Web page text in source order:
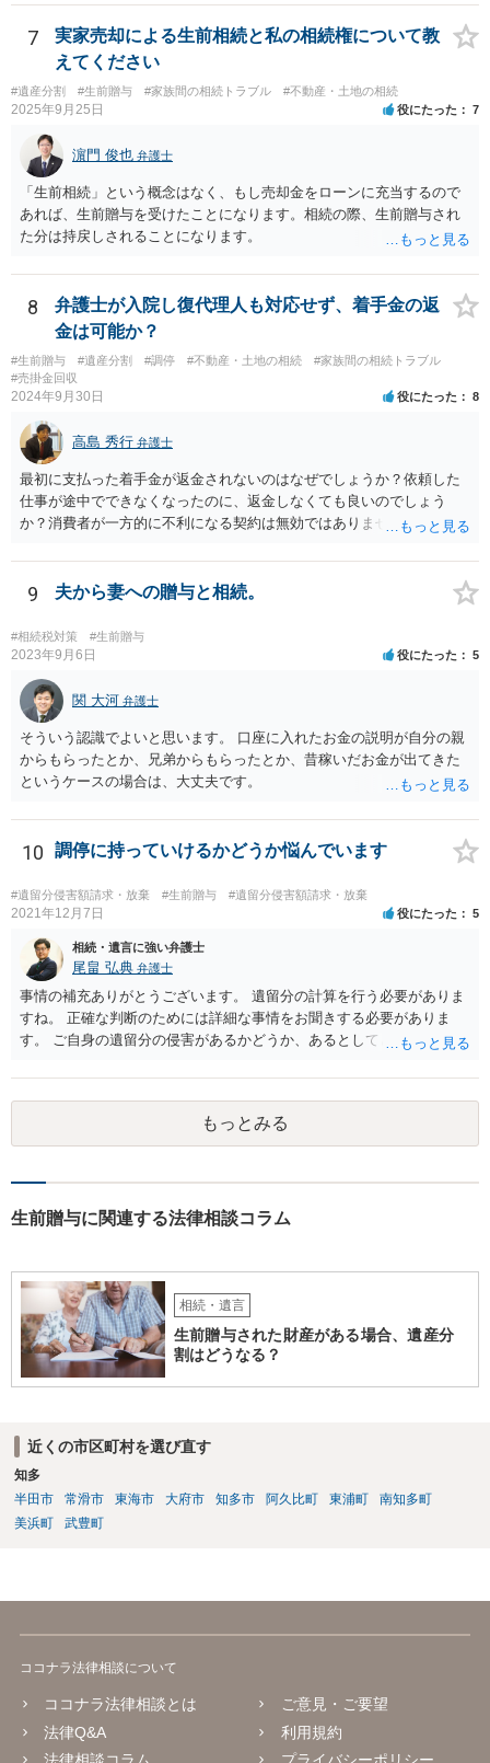
法として考えられるものとしては、 ①信託（家族信託・目的信託） 財
産を信託口に移し、受託者（信頼できる友人や専門職）に管理させ、
・生存中はあなたの生活費・介護費に優先充当 ・残余を友人や慈善団
体へ と使途を厳格に指定。相続ではなく信託帰属になるため、子の関
与を大きく排除できます。 ②遺言＋生命保険の組合せ 生活資金は手元
に残し、余剰資金で受取人を友人・団体にした保険を活用。保険金は
相続財産とは別枠で、遺留分対策にも有効と思われます。 ③負担付死
因贈与 「介護・見守り等を条件に、死亡時に財産を渡す」契約。条件
不履行なら無効にでき、老後の安心を担保できます。 ④ 寄附予約＋解
除条件 慈善団体への寄附を予約しつつ、資金不足時は解除できる条項
を設定。 などがあり得るかと思われます。
7
実家売却による生前相続と私の相続権について教
えてください
#遺産分割 #生前贈与 #家族間の相続トラブル #不動産・土地の相続
2025年9月25日 役にたった 7
濵門 俊也 弁護士
「生前相続」という概念はなく、もし売却金をローンに充当するので
あれば、生前贈与を受けたことになります。相続の際、生前贈与され
た分は持戻しされることになります。
8
弁護士が入院し復代理人も対応せず、着手金の返
金は可能か？
#生前贈与 #遺産分割 #調停 #不動産・土地の相続
#家族間の相続トラブル
#売掛金回収
2024年9月30日 役にたった 8
高島 秀行 弁護士
最初に支払った着手金が返金されないのはなぜでしょうか？依頼した
仕事が途中でできなくなったのに、返金しなくても良いのでしょう
か？消費者が一方的に不利になる契約は無効ではありませんか？
務があると思います。 倒れた弁護士が所属する弁護士会に相談さ
れた方がよいと思います。 倒れた弁護士は脳梗塞で倒れたようで
すが、 判断能力があり、復代理を倒れた弁護士の判断で復代理を
選任したのか 即ち、復代理人の選任は有効なのかという問題もあ
ると思います。
9 夫から妻への贈与と相続。
#相続税対策 #生前贈与
2023年9月6日 役にたった 5
関 大河 弁護士
そういう認識でよいと思います。 口座に入れたお金の説明が自分の親
からもらったとか、兄弟からもらったとか、昔稼いだお金が出てきた
というケースの場合は、大丈夫です。
10 調停に持っていけるかどうか悩んでいます
#遺留分侵害額請求・放棄 #生前贈与 #遺留分侵害額請求・放棄
2021年12月7日 役にたった 5
相続・遺言に強い弁護士
尾畠 弘典 弁護士
事情の補充ありがとうございます。 遺留分の計算を行う必要がありま
すね。 正確な判断のためには詳細な事情をお聞きする必要がありま
す。 ご自身の遺留分の侵害があるかどうか、あるとしてどの程度の金
相談されるのが良いと思います。
もっとみる
生前贈与に関連する法律相談コラム
相続・遺言
生前贈与された財産がある場合、遺産分
割はどうなる？
近くの市区町村を選び直す
知多
半田市
常滑市 東海市 大府市 知多市 阿久比町 東浦町
南知多町
美浜町
武豊町
ココナラ法律相談について
ココナラ法律相談とは
法律Q&A
ご意見・ご要望
利用規約